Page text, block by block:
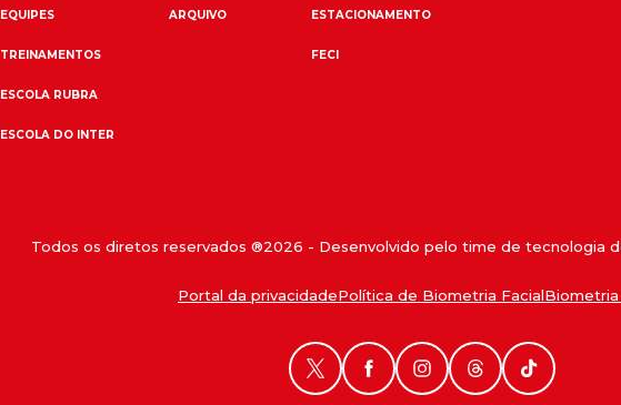
EQUIPES
TREINAMENTOS
ESCOLA RUBRA
ESCOLA DO INTER
ARQUIVO ESTACIONAMENTO
FECI
Todos os diretos reservados ®2026 - Desenvolvido pelo time de tecnologia
Portal da privacidadePolítica de Biometria FacialBiometria